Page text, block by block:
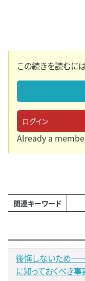
この続きを読むに
ログイン
Already a
関連キーワード
後悔しないため――
に知っておくべき事